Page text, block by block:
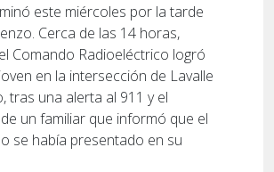
este miércoles por la tarde
Cerca de las 14 horas,
Comando Radioeléctrico logró
en la intersección de Lavalle
tras una alerta al 911 y el
un familiar que informó que el
se había presentado en su